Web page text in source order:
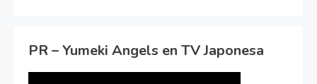
PR – Yumeki Angels en TV Japonesa